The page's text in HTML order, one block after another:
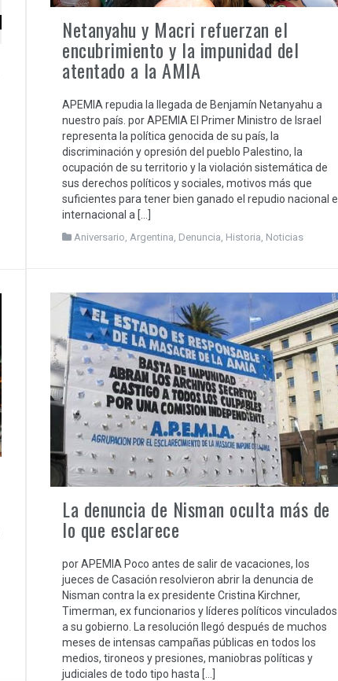
Netanyahu y Macri refuerzan el
encubrimiento y la impunidad del
atentado a la AMIA
APEMIA repudia la llegada de Benjamín Netanyahu a
nuestro país. por APEMIA El Primer Ministro de Israel
representa la política genocida de su país, la
discriminación y opresión del pueblo Palestino, la
ocupación de su territorio y la violación sistemática de
sus derechos políticos y sociales, motivos más que
suficientes para tener bien ganado el repudio nacional e
internacional a […]
Aniversario Argentina Denuncia Historia Noticias
La denuncia de Nisman oculta más de
lo que esclarece
por APEMIA Poco antes de salir de vacaciones, los
jueces de Casación resolvieron abrir la denuncia de
Nisman contra la ex presidente Cristina Kirchner,
Timerman, ex funcionarios y líderes políticos vinculados
a su gobierno. La resolución llegó después de muchos
meses de intensas campañas públicas en todos los
medios, tironeos y presiones, maniobras políticas y
judiciales de todo tipo hasta […]